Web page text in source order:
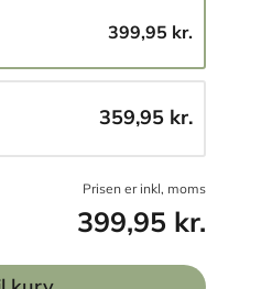
399,95 kr.
359,95 kr.
Prisen er inkl, moms
399,95 kr.